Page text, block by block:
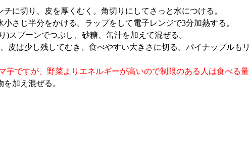
チに切り、皮を厚くむく。角切りにしてさっと水につける。
小さじ半分をかける。ラップをして電子レンジで3分加熱する。
)スプーンでつぶし、砂糖、缶汁を加えて混ぜる。
皮は少し残してむき、食べやすい大きさに切る。パイナップルも
芋ですが、野菜よりエネルギーが高いので制限のある人は食べる量
を加え混ぜる。